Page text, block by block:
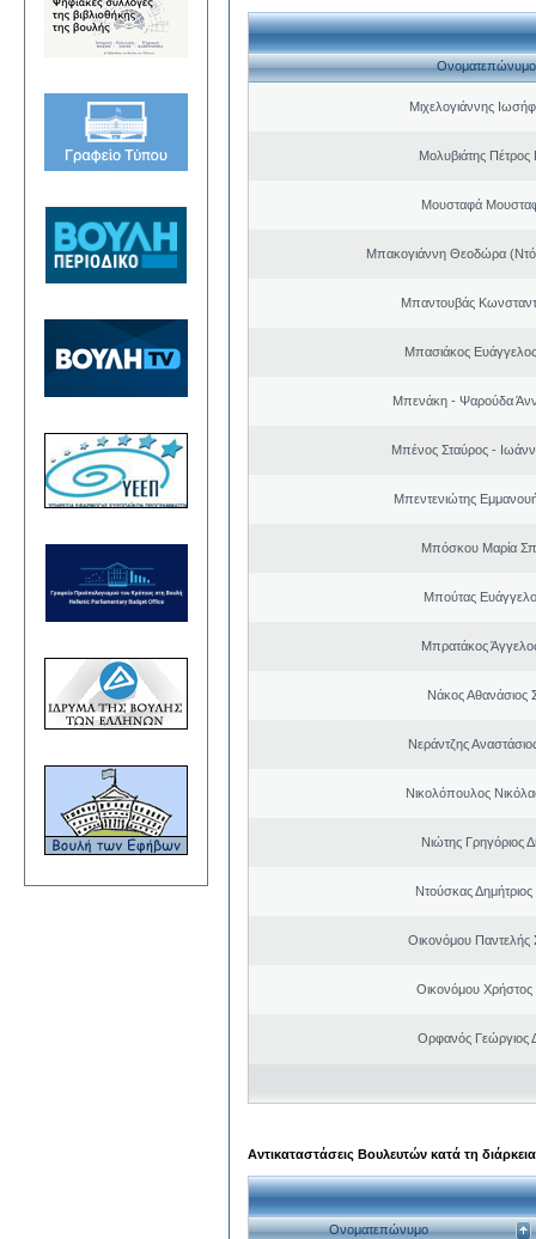
Ονοματεπώνυμο
Μιχελογιάννης
Μολυβιάτης Πέτρος
Μουσταφά
Μπακογιάννη Θεοδώρα
Μπαντουβάς
Μπασιάκος
Μπενάκη - Ψαρούδα
Μπένος Σταύρος -
Μπεντενιώτης
Μπόσκου Μαρία
Μπούτας
Μπρατάκος
Νάκος Αθανάσιος
Νεράντζης
Νικολόπουλος
Νιώτης Γρηγόριος
Ντούσκας
Οικονόμου Παντελής
Οικονόμου Χρήστος
Ορφανός Γεώργιος
Αντικαταστάσεις Βουλευτών κατά τη
Ονοματεπώνυμο